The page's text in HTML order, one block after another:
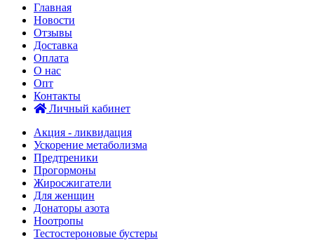
Главная
Новости
Отзывы
Доставка
Оплата
О нас
Опт
Контакты
Личный кабинет
Акция - ликвидация
Ускорение метаболизма
Предтреники
Прогормоны
Жиросжигатели
Для женщин
Донаторы азота
Ноотропы
Тестостероновые бустеры